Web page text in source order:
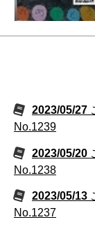
2023/05/27
No.1239
2023/05/20
No.1238
2023/05/13
No.1237